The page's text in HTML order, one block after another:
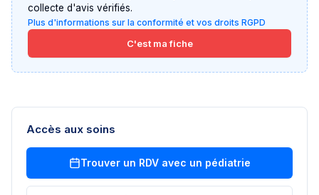
collecte d'avis vérifiés.
Plus d'informations sur la conformité et vos droits RGPD
C'est ma fiche
Accès aux soins
Trouver un RDV avec un pédiatrie